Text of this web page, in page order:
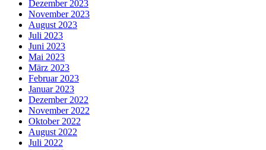
Dezember 2023
November 2023
August 2023
Juli 2023
Juni 2023
Mai 2023
März 2023
Februar 2023
Januar 2023
Dezember 2022
November 2022
Oktober 2022
August 2022
Juli 2022